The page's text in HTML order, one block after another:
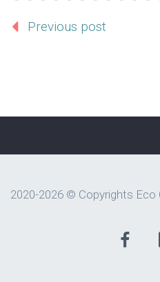
Previous post
2020-2026 © Copyrights Eco